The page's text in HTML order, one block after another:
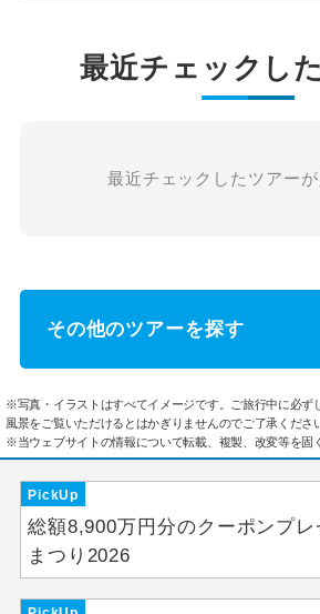
最近チェックし
最近チェックしたツアー
その他のツアーを探す
※写真・イラストはすべてイメージです。ご旅行中に必ず
風景をご覧いただけるとはかぎりませんのでご了承くださ
※当ウェブサイトの情報について転載、複製、改変等を固
PickUp
総額8,900万円分のクーポンプ
まつり2026